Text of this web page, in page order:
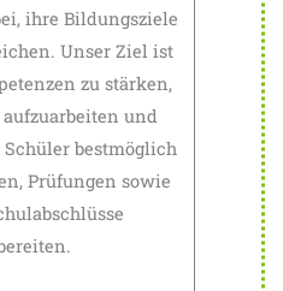
ihre Bildungsziele
Unser Ziel ist
zu stärken,
und
bestmöglich
Prüfungen sowie